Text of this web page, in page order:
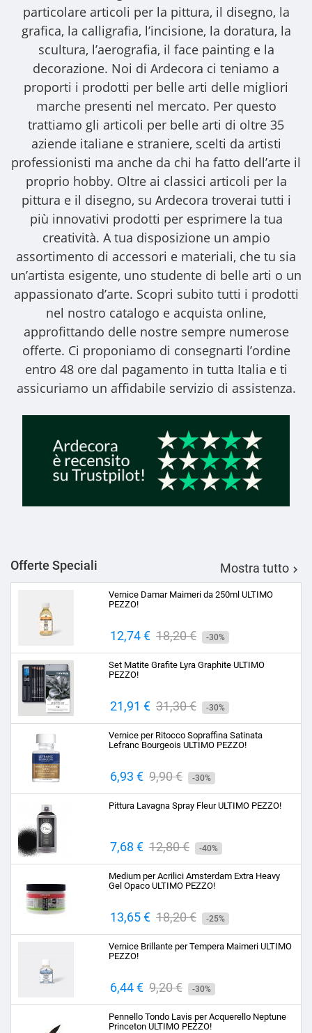
particolare articoli per la pittura, il disegno, la
grafica, la calligrafia, l’incisione, la doratura, la
scultura, l’aerografia, il face painting e la
decorazione. Noi di Ardecora ci teniamo a
proporti i prodotti per belle arti delle migliori
marche presenti nel mercato. Per questo
trattiamo gli articoli per belle arti di oltre 35
aziende italiane e straniere, scelti da artisti
professionisti ma anche da chi ha fatto dell’arte il
proprio hobby. Oltre ai classici articoli per la
pittura e il disegno, su Ardecora troverai tutti i
più innovativi prodotti per esprimere la tua
creatività. A tua disposizione un ampio
assortimento di accessori e materiali, che tu sia
un’artista esigente, uno studente di belle arti o un
appassionato d’arte. Scopri subito tutti i prodotti
nel nostro catalogo e acquista online,
approfittando delle nostre sempre numerose
offerte. Ci proponiamo di consegnarti l’ordine
entro 48 ore dal pagamento in tutta Italia e ti
assicuriamo un affidabile servizio di assistenza.
Offerte Speciali Mostra tutto 
Vernice Damar Maimeri da 250ml ULTIMO
PEZZO!
Prezzo
12,74 € Prezzo
base
18,20 € -30%
Set Matite Grafite Lyra Graphite ULTIMO
PEZZO!
Prezzo
21,91 € Prezzo
base
31,30 € -30%
Vernice per Ritocco Sopraffina Satinata
Lefranc Bourgeois ULTIMO PEZZO!
Prezzo
6,93 € Prezzo
base
9,90 € -30%
Pittura Lavagna Spray Fleur ULTIMO PEZZO!
Prezzo
7,68 € Prezzo
base
12,80 € -40%
Medium per Acrilici Amsterdam Extra Heavy
Gel Opaco ULTIMO PEZZO!
Prezzo
13,65 € Prezzo
base
18,20 € -25%
Vernice Brillante per Tempera Maimeri ULTIMO
PEZZO!
Prezzo
6,44 € Prezzo
base
9,20 € -30%
Pennello Tondo Lavis per Acquerello Neptune
Princeton ULTIMO PEZZO!